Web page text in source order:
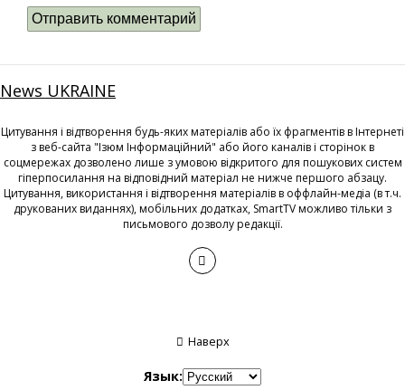
News UKRAINE
Цитування і відтворення будь-яких матеріалів або їх фрагментів в Інтернеті
з веб-сайта "Ізюм Інформаційний" або його каналів і сторінок в
соцмережах дозволено лише з умовою відкритого для пошукових систем
гіперпосилання на відповідний матеріал не нижче першого абзацу.
Цитування, використання і відтворення матеріалів в оффлайн-медіа (в т.ч.
друкованих виданнях), мобільних додатках, SmartTV можливо тільки з
письмового дозволу редакції.
Наверх
Язык: